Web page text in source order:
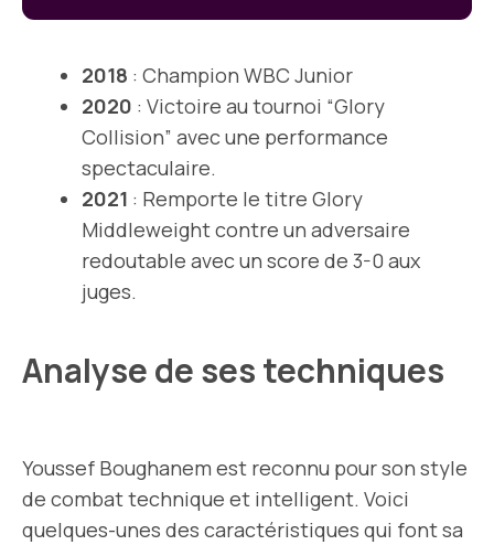
2018 : Champion WBC Junior
2020 : Victoire au tournoi “Glory
Collision” avec une performance
spectaculaire.
2021 : Remporte le titre Glory
Middleweight contre un adversaire
redoutable avec un score de 3-0 aux
juges.
Analyse de ses techniques
Youssef Boughanem est reconnu pour son style
de combat technique et intelligent. Voici
quelques-unes des caractéristiques qui font sa